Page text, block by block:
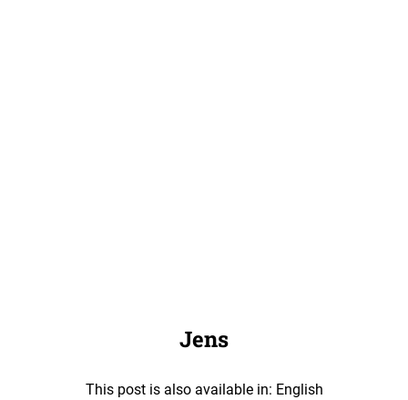
Jens
This post is also available in: English